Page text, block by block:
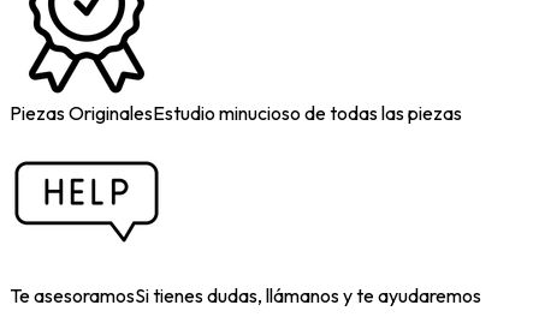
Piezas OriginalesEstudio minucioso de todas las piezas
Te asesoramosSi tienes dudas, llámanos y te ayudaremos